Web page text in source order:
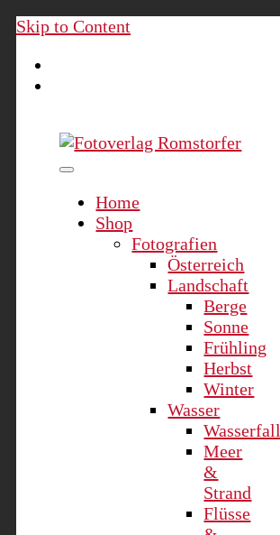
Skip to Content
Home
Shop
Fotografien
Österreich
Landschaft
Berge
Sonne
Frühling
Herbst
Winter
Wasser
Wasserfall
Meer
&
Strand
Flüsse